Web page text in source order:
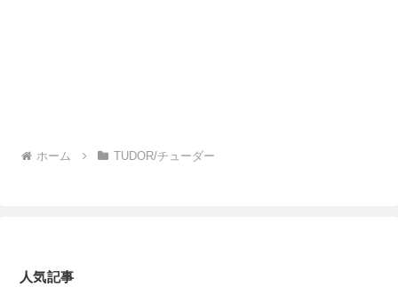
ホーム TUDOR/チューダー
人気記事